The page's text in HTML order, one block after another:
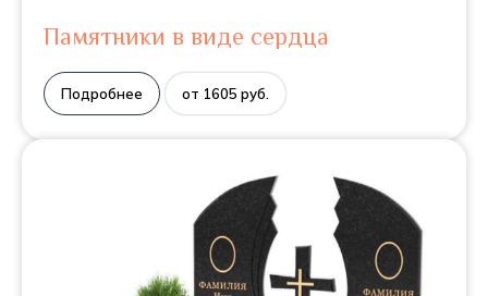
Памятники в виде сердца
Подробнее от 1605 руб.